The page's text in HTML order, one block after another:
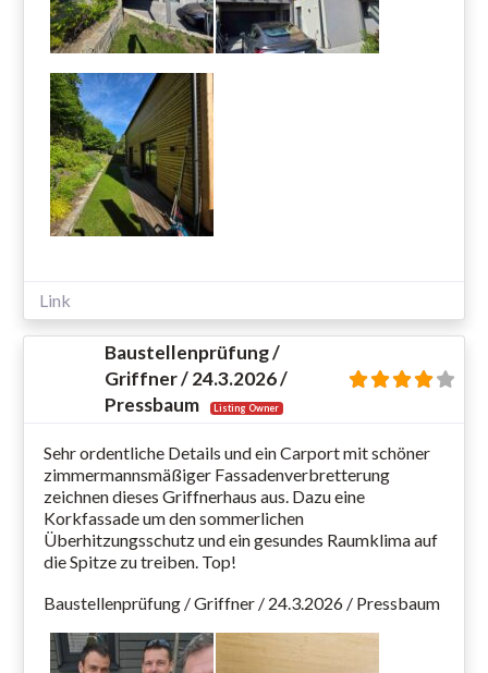
Link
Baustellenprüfung /
Griffner / 24.3.2026 /
Pressbaum
Listing Owner
Sehr ordentliche Details und ein Carport mit schöner
zimmermannsmäßiger Fassadenverbretterung
zeichnen dieses Griffnerhaus aus. Dazu eine
Korkfassade um den sommerlichen
Überhitzungsschutz und ein gesundes Raumklima auf
die Spitze zu treiben. Top!
Baustellenprüfung / Griffner / 24.3.2026 / Pressbaum